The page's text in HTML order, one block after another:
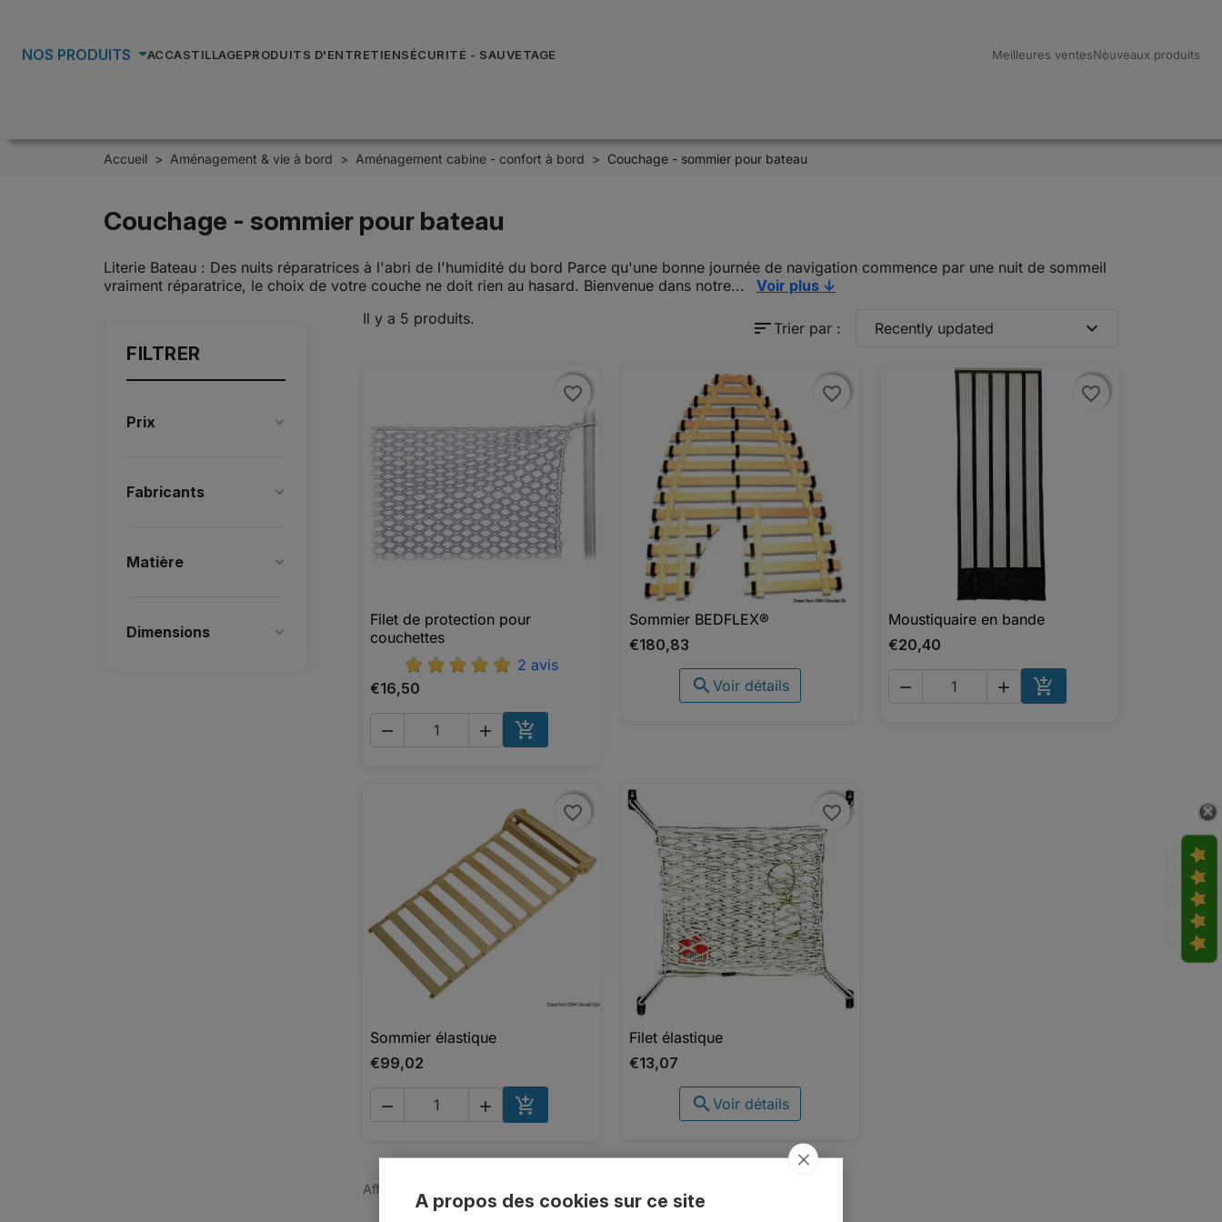
A propos des cookies sur ce site
NOS PRODUITS ACCASTILLAGEPRODUITS D'ENTRETIENSÉCURITÉ - SAUVETAGE Meilleures ventesNouveaux produits
Accueil Aménagement & vie à bord Aménagement cabine - confort à bord Couchage - sommier pour bateau
Couchage - sommier pour bateau
Literie Bateau : Des nuits réparatrices à l'abri de l'humidité du bord Parce qu'une bonne journée de navigation commence par une nuit de sommeil
vraiment réparatrice, le choix de votre couche ne doit rien au hasard. Bienvenue dans notre...
Voir plus ↓
FILTRER
Prix
Fabricants
Matière
Dimensions
Il y a 5 produits. sort Trier par : Recently updated expand_more
favorite_border
favorite_border
 Aperçu rapide
Filet de protection pour
couchettes
2 avis
€16,50
  
AJOUTER AU PANIER
favorite_border
favorite_border
 Aperçu rapide
Sommier BEDFLEX®
€180,83
Voir détails
favorite_border
favorite_border
 Aperçu rapide
Moustiquaire en bande
€20,40
  
AJOUTER AU PANIER
favorite_border
favorite_border
 Aperçu rapide
Sommier élastique
€99,02
  
AJOUTER AU PANIER
favorite_border
favorite_border
 Aperçu rapide
Filet élastique
€13,07
Voir détails
Affichage 1-5 de 5 article(s)